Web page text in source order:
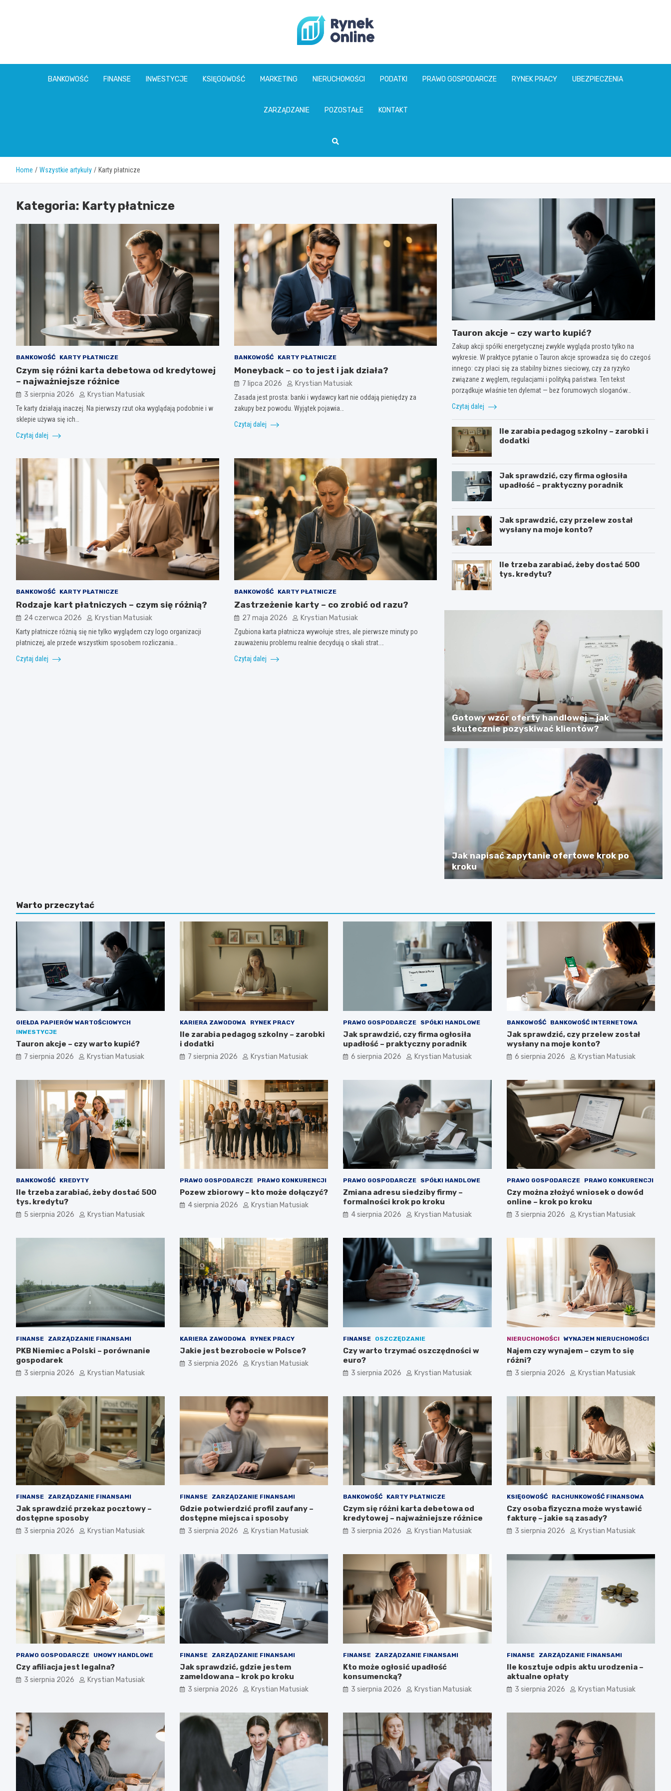
www.rynekonline.pl
BANKOWOŚĆ FINANSE INWESTYCJE KSIĘGOWOŚĆ MARKETING NIERUCHOMOŚCI PODATKI PRAWO GOSPODARCZE RYNEK PRACY UBEZPIECZENIA
ZARZĄDZANIE POZOSTAŁE KONTAKT
Home Wszystkie artykuły Karty płatnicze
Kategoria: Karty płatnicze
BANKOWOŚĆ KARTY PŁATNICZE
Czym się różni karta debetowa od kredytowej
– najważniejsze różnice
3 sierpnia 2026 Krystian Matusiak
Te karty działają inaczej. Na pierwszy rzut oka wyglądają podobnie i w
sklepie używa się ich…
Czytaj dalej
BANKOWOŚĆ KARTY PŁATNICZE
Moneyback – co to jest i jak działa?
7 lipca 2026 Krystian Matusiak
Zasada jest prosta: banki i wydawcy kart nie oddają pieniędzy za
zakupy bez powodu. Wyjątek pojawia…
Czytaj dalej
BANKOWOŚĆ KARTY PŁATNICZE
Rodzaje kart płatniczych – czym się różnią?
24 czerwca 2026 Krystian Matusiak
Karty płatnicze różnią się nie tylko wyglądem czy logo organizacji
płatniczej, ale przede wszystkim sposobem rozliczania…
Czytaj dalej
BANKOWOŚĆ KARTY PŁATNICZE
Zastrzeżenie karty – co zrobić od razu?
27 maja 2026 Krystian Matusiak
Zgubiona karta płatnicza wywołuje stres, ale pierwsze minuty po
zauważeniu problemu realnie decydują o skali strat.…
Czytaj dalej
Tauron akcje – czy warto kupić?
Zakup akcji spółki energetycznej zwykle wygląda prosto tylko na
wykresie. W praktyce pytanie o Tauron akcje sprowadza się do czegoś
innego: czy płaci się za stabilny biznes sieciowy, czy za ryzyko
związane z węglem, regulacjami i polityką państwa. Ten tekst
porządkuje właśnie ten dylemat — bez forumowych sloganów…
Czytaj dalej
Ile zarabia pedagog szkolny – zarobki i
dodatki
Jak sprawdzić, czy firma ogłosiła
upadłość – praktyczny poradnik
Jak sprawdzić, czy przelew został
wysłany na moje konto?
Ile trzeba zarabiać, żeby dostać 500
tys. kredytu?
Gotowy wzór oferty handlowej – jak
skutecznie pozyskiwać klientów?
Jak napisać zapytanie ofertowe krok po
kroku
Warto przeczytać
GIEŁDA PAPIERÓW WARTOŚCIOWYCH
INWESTYCJE
Tauron akcje – czy warto kupić?
7 sierpnia 2026 Krystian Matusiak
KARIERA ZAWODOWA RYNEK PRACY
Ile zarabia pedagog szkolny – zarobki
i dodatki
7 sierpnia 2026 Krystian Matusiak
PRAWO GOSPODARCZE SPÓŁKI HANDLOWE
Jak sprawdzić, czy firma ogłosiła
upadłość – praktyczny poradnik
6 sierpnia 2026 Krystian Matusiak
BANKOWOŚĆ BANKOWOŚĆ INTERNETOWA
Jak sprawdzić, czy przelew został
wysłany na moje konto?
6 sierpnia 2026 Krystian Matusiak
BANKOWOŚĆ KREDYTY
Ile trzeba zarabiać, żeby dostać 500
tys. kredytu?
5 sierpnia 2026 Krystian Matusiak
PRAWO GOSPODARCZE PRAWO KONKURENCJI
Pozew zbiorowy – kto może dołączyć?
4 sierpnia 2026 Krystian Matusiak
PRAWO GOSPODARCZE SPÓŁKI HANDLOWE
Zmiana adresu siedziby firmy –
formalności krok po kroku
4 sierpnia 2026 Krystian Matusiak
PRAWO GOSPODARCZE PRAWO KONKURENCJI
Czy można złożyć wniosek o dowód
online – krok po kroku
3 sierpnia 2026 Krystian Matusiak
FINANSE ZARZĄDZANIE FINANSAMI
PKB Niemiec a Polski – porównanie
gospodarek
3 sierpnia 2026 Krystian Matusiak
KARIERA ZAWODOWA RYNEK PRACY
Jakie jest bezrobocie w Polsce?
3 sierpnia 2026 Krystian Matusiak
FINANSE OSZCZĘDZANIE
Czy warto trzymać oszczędności w
euro?
3 sierpnia 2026 Krystian Matusiak
NIERUCHOMOŚCI WYNAJEM NIERUCHOMOŚCI
Najem czy wynajem – czym to się
różni?
3 sierpnia 2026 Krystian Matusiak
FINANSE ZARZĄDZANIE FINANSAMI
Jak sprawdzić przekaz pocztowy –
dostępne sposoby
3 sierpnia 2026 Krystian Matusiak
FINANSE ZARZĄDZANIE FINANSAMI
Gdzie potwierdzić profil zaufany –
dostępne miejsca i sposoby
3 sierpnia 2026 Krystian Matusiak
BANKOWOŚĆ KARTY PŁATNICZE
Czym się różni karta debetowa od
kredytowej – najważniejsze różnice
3 sierpnia 2026 Krystian Matusiak
KSIĘGOWOŚĆ RACHUNKOWOŚĆ FINANSOWA
Czy osoba fizyczna może wystawić
fakturę – jakie są zasady?
3 sierpnia 2026 Krystian Matusiak
PRAWO GOSPODARCZE UMOWY HANDLOWE
Czy afiliacja jest legalna?
3 sierpnia 2026 Krystian Matusiak
FINANSE ZARZĄDZANIE FINANSAMI
Jak sprawdzić, gdzie jestem
zameldowana – krok po kroku
3 sierpnia 2026 Krystian Matusiak
FINANSE ZARZĄDZANIE FINANSAMI
Kto może ogłosić upadłość
konsumencką?
3 sierpnia 2026 Krystian Matusiak
FINANSE ZARZĄDZANIE FINANSAMI
Ile kosztuje odpis aktu urodzenia –
aktualne opłaty
3 sierpnia 2026 Krystian Matusiak